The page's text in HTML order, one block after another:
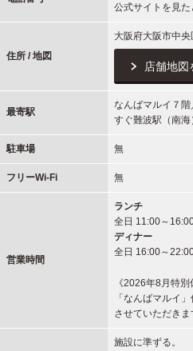
公式サイトを見た
住所 / 地図
大阪府大阪市中
店舗地図
最寄駅
なんばマルイ７
すぐ難波駅（南
駐車場 無
フリーWi-Fi 無
営業時間
ランチ
全日 11:00～
ディナー
全日 16:00～
《2026年8月特
「なんばマルイ
させていただきま
施設に準ずる。